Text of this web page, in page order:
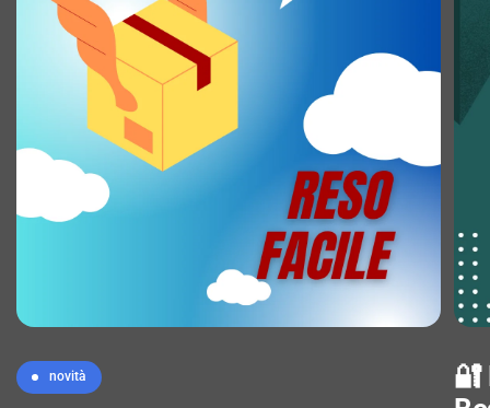
High Dynamic Range (HDR) supportato: Sì
Tecnologia High Dynamic Range (HDR): Dolby
Vision, High Dynamic Range 10 (HDR10), Hybrid
Log-Gamma (HLG)
Numero di display esterni supportati: 1
Produttore processore: Apple
novità
🔐